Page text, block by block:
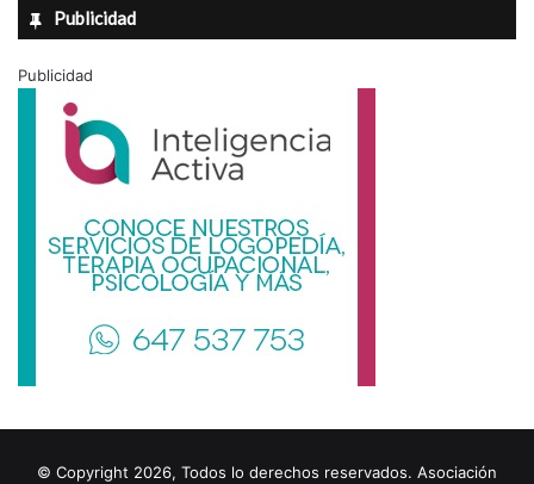
Publicidad
Publicidad
© Copyright 2026, Todos lo derechos reservados. Asociación